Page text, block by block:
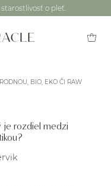
o pleť.
BIO, EKO ČI RAW
je rozdiel medzi